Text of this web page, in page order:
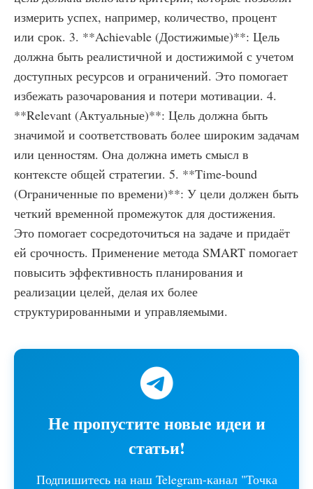
измерить успех, например, количество, процент
или срок. 3. **Achievable (Достижимые)**: Цель
должна быть реалистичной и достижимой с учетом
доступных ресурсов и ограничений. Это помогает
избежать разочарования и потери мотивации. 4.
**Relevant (Актуальные)**: Цель должна быть
значимой и соответствовать более широким задачам
или ценностям. Она должна иметь смысл в
контексте общей стратегии. 5. **Time-bound
(Ограниченные по времени)**: У цели должен быть
четкий временной промежуток для достижения.
Это помогает сосредоточиться на задаче и придаёт
ей срочность. Применение метода SMART помогает
повысить эффективность планирования и
реализации целей, делая их более
структурированными и управляемыми.
Не пропустите новые идеи и
статьи!
Подпишитесь на наш Telegram-канал "Точка